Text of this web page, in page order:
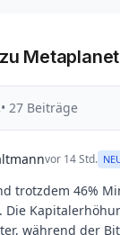
Metaplanet